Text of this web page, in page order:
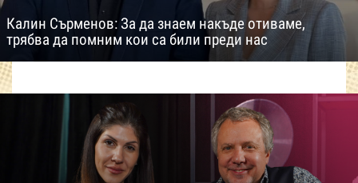
Калин Сърменов: За да знаем накъде отиваме,
трябва да помним кои са били преди нас